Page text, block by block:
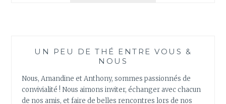
IDÉALE
SE
RAFRAÎCHIR
AU
UN PEU DE THÉ ENTRE VOUS &
NOUS
Nous, Amandine et Anthony, sommes passionnés de
convivialité ! Nous aimons inviter, échanger avec chacun
de nos amis, et faire de belles rencontres lors de nos